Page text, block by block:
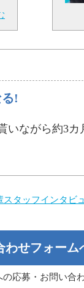
!
いながら約3
スタッフインタビ
わせフォー
の応募・お問い合